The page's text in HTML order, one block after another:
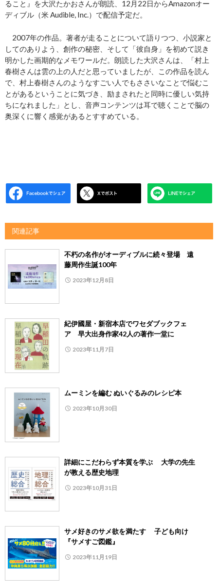
ること』を大沢たかおさんが朗読、12月22日からAmazonオー
ディブル（米 Audible, Inc.）で配信予定だ。
2007年の作品。著者が走ることについて語りつつ、小説家と
してのありよう、創作の秘密、そして「彼自身」を初めて説き
明かした画期的なメモワールだ。朗読した大沢さんは、「村上
春樹さんは雲の上の人だと思っていましたが、この作品を読ん
で、村上春樹さんのようなすごい人でもささいなことで悩むこ
とがあるということに気づき、励まされたと同時に優しい気持
ちになれました」とし、音声コンテンツは耳で聴くことで脳の
奥深くに響く感覚があるとすすめている。
関連記事
不朽の名作がオーディブルに続々登場 遠
藤周作生誕100年
2023年12月8日
紀伊國屋・新宿本店でワセダブックフェ
ア 早大出身作家42人の著作一堂に
2023年11月7日
ムーミンを編む ぬいぐるみのレシピ本
2023年10月30日
詳細にこだわらず本質を学ぶ 大学の先生
が教える歴史地理
2023年10月31日
サメ好きのサメ欲を満たす 子ども向け
『サメすご図鑑』
2023年11月19日